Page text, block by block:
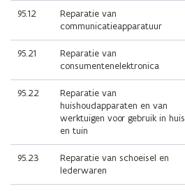
95.12
Reparatie van
communicatieapparatuur
95.21
Reparatie van
consumentenelektronica
95.22
Reparatie van
huishoudapparaten en van
werktuigen voor gebruik in huis
en tuin
95.23
Reparatie van schoeisel en
lederwaren